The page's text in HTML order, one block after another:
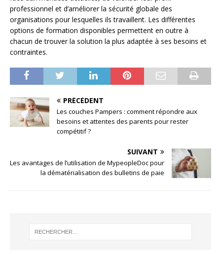
professionnel et d’améliorer la sécurité globale des
organisations pour lesquelles ils travaillent. Les différentes
options de formation disponibles permettent en outre à
chacun de trouver la solution la plus adaptée à ses besoins et
contraintes.
PRÉCÉDENT
Les couches Pampers : comment répondre aux
besoins et attentes des parents pour rester
compétitif ?
SUIVANT
Les avantages de l’utilisation de MypeopleDoc pour
la dématérialisation des bulletins de paie